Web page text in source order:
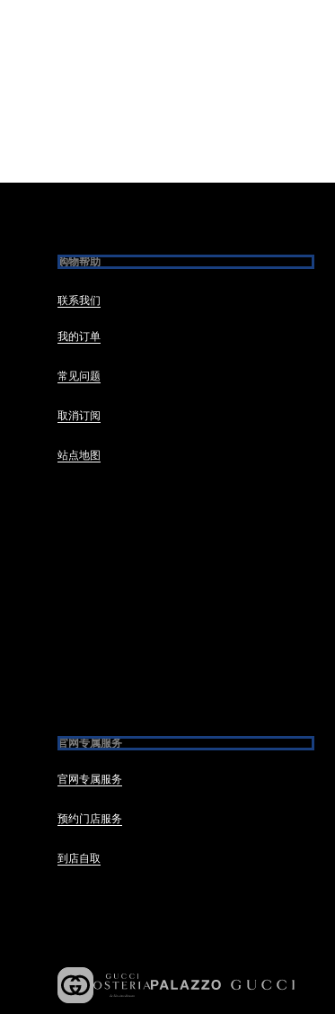
购物帮助
联系我们
我的订单
常见问题
取消订阅
站点地图
官网专属服务
官网专属服务
预约门店服务
到店自取